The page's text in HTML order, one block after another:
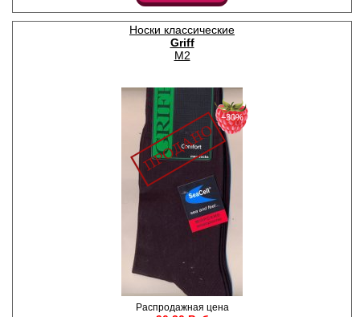
Носки классические
Griff
M2
Носки мужские с морскими
−30%
Распродажная цена